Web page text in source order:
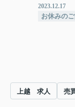
2023.12.17
お休みの
上越 求人 売